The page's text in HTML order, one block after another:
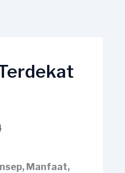
Manfaat,